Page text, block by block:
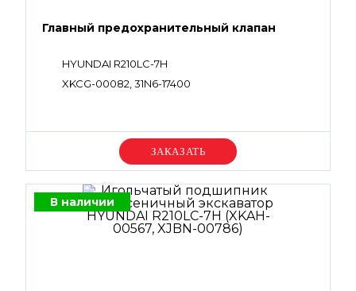
Главный предохранительный клапан
HYUNDAI R210LC-7H
XKCG-00082, 31N6-17400
Уточняйте цену
В наличии